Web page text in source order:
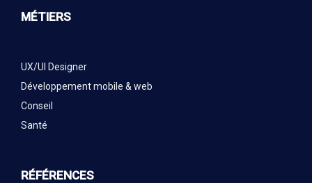
MÉTIERS
UX/UI Designer
Développement mobile & web
Conseil
Santé
RÉFÉRENCES